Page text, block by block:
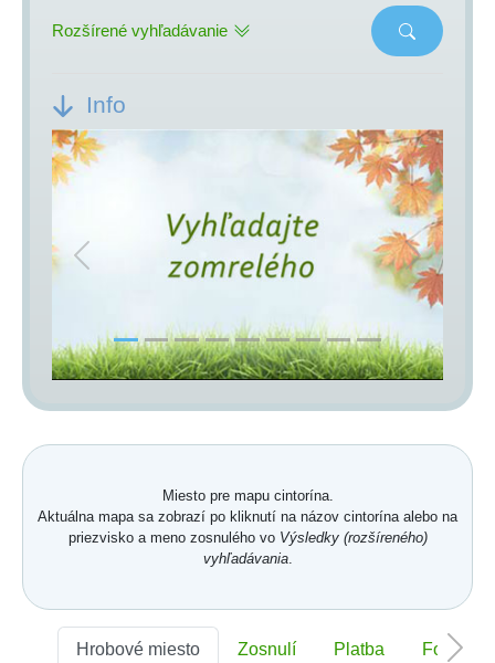
Rozšírené vyhľadávanie
Info
Previous Next
Miesto pre mapu cintorína.
Aktuálna mapa sa zobrazí po kliknutí na názov cintorína alebo na
priezvisko a meno zosnulého vo Výsledky (rozšíreného)
vyhľadávania.
Hrobové miesto Zosnulí Platba Foto